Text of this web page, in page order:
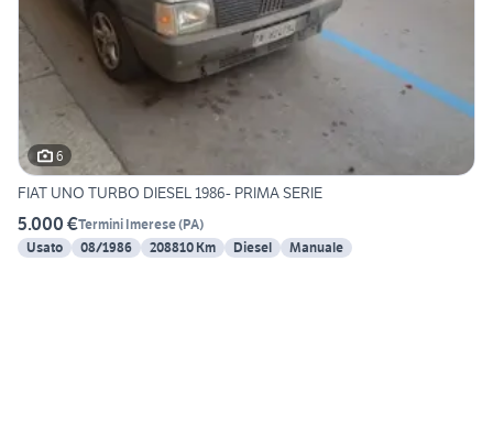
6
FIAT UNO TURBO DIESEL 1986- PRIMA SERIE
5.000 €Termini Imerese(PA)
Usato
08/1986 208810 Km Diesel Manuale